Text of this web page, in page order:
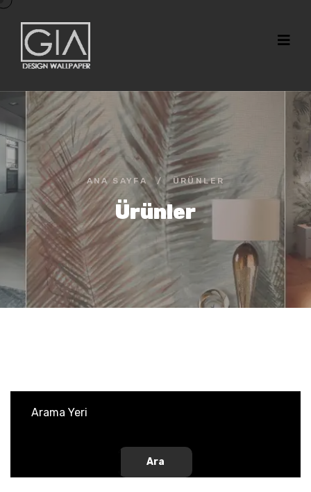
ANA SAYFA / ÜRÜNLER
Ürünler
Ara